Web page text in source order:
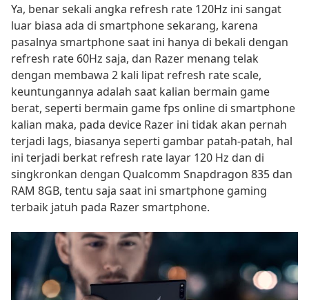
Ya, benar sekali angka refresh rate 120Hz ini sangat
luar biasa ada di smartphone sekarang, karena
pasalnya smartphone saat ini hanya di bekali dengan
refresh rate 60Hz saja, dan Razer menang telak
dengan membawa 2 kali lipat refresh rate scale,
keuntungannya adalah saat kalian bermain game
berat, seperti bermain game fps online di smartphone
kalian maka, pada device Razer ini tidak akan pernah
terjadi lags, biasanya seperti gambar patah-patah, hal
ini terjadi berkat refresh rate layar 120 Hz dan di
singkronkan dengan Qualcomm Snapdragon 835 dan
RAM 8GB, tentu saja saat ini smartphone gaming
terbaik jatuh pada Razer smartphone.